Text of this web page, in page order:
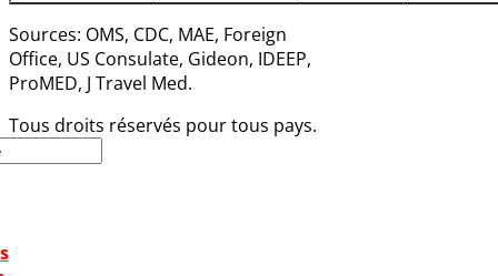
Sources: OMS, CDC, MAE, Foreign
Office, US Consulate, Gideon, IDEEP,
ProMED, J Travel Med.
Tous droits réservés pour tous pays.